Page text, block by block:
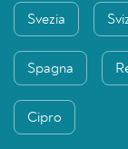
Svezia
Spagna
Cipro